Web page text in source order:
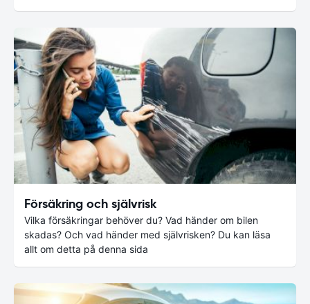
Försäkring och självrisk
Vilka försäkringar behöver du? Vad händer om bilen
skadas? Och vad händer med självrisken? Du kan läsa
allt om detta på denna sida